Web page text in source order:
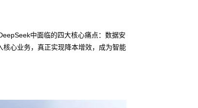
中面临的四大核心痛点：数据安
心业务，真正实现降本增效，成为智能